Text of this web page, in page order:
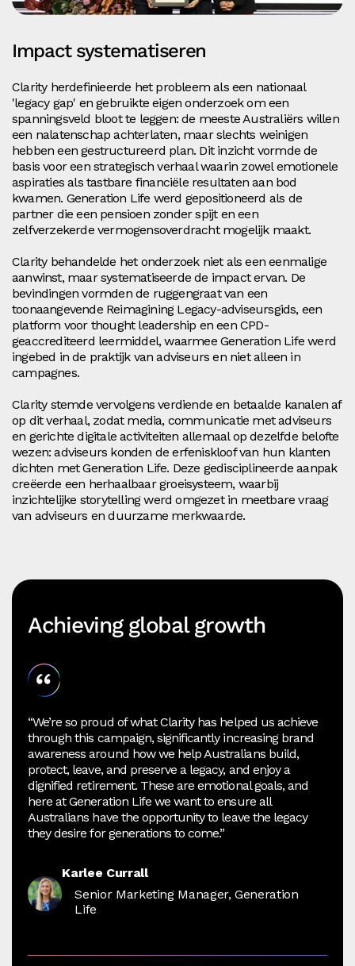
Impact systematiseren
Clarity herdefinieerde het probleem als een nationaal
'legacy gap' en gebruikte eigen onderzoek om een
spanningsveld bloot te leggen: de meeste Australiërs willen
een nalatenschap achterlaten, maar slechts weinigen
hebben een gestructureerd plan. Dit inzicht vormde de
basis voor een strategisch verhaal waarin zowel emotionele
aspiraties als tastbare financiële resultaten aan bod
kwamen. Generation Life werd gepositioneerd als de
partner die een pensioen zonder spijt en een
zelfverzekerde vermogensoverdracht mogelijk maakt.
Clarity behandelde het onderzoek niet als een eenmalige
aanwinst, maar systematiseerde de impact ervan. De
bevindingen vormden de ruggengraat van een
toonaangevende Reimagining Legacy-adviseursgids, een
platform voor thought leadership en een CPD-
geaccrediteerd leermiddel, waarmee Generation Life werd
ingebed in de praktijk van adviseurs en niet alleen in
campagnes.
Clarity stemde vervolgens verdiende en betaalde kanalen af
op dit verhaal, zodat media, communicatie met adviseurs
en gerichte digitale activiteiten allemaal op dezelfde belofte
wezen: adviseurs konden de erfeniskloof van hun klanten
dichten met Generation Life. Deze gedisciplineerde aanpak
creëerde een herhaalbaar groeisysteem, waarbij
inzichtelijke storytelling werd omgezet in meetbare vraag
van adviseurs en duurzame merkwaarde.
Achieving global growth
“We’re so proud of what Clarity has helped us achieve
through this campaign, significantly increasing brand
awareness around how we help Australians build,
protect, leave, and preserve a legacy, and enjoy a
dignified retirement. These are emotional goals, and
here at Generation Life we want to ensure all
Australians have the opportunity to leave the legacy
they desire for generations to come.”
Karlee Currall
Senior Marketing Manager, Generation
Life